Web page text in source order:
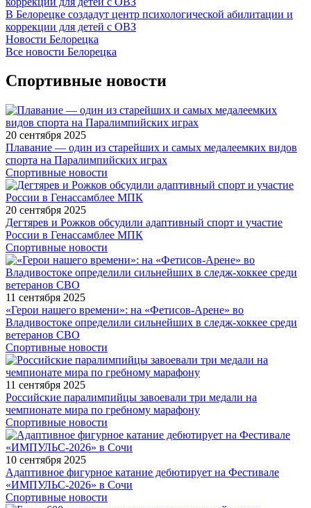
В Белорецке создадут центр психологической абилитации и
коррекции для детей с ОВЗ
Новости Белорецка
Все новости Белорецка
Спортивные новости
20 сентября 2025
Плавание — один из старейших и самых медалеемких видов
спорта на Паралимпийских играх
Спортивные новости
20 сентября 2025
Дегтярев и Рожков обсудили адаптивный спорт и участие
России в Генассамблее МПК
Спортивные новости
11 сентября 2025
«Герои нашего времени»: на «Фетисов-Арене» во
Владивостоке определили сильнейших в следж-хоккее среди
ветеранов СВО
Спортивные новости
11 сентября 2025
Российские паралимпийцы завоевали три медали на
чемпионате мира по гребному марафону
Спортивные новости
10 сентября 2025
Адаптивное фигурное катание дебютирует на Фестивале
«ИМПУЛЬС-2026» в Сочи
Спортивные новости